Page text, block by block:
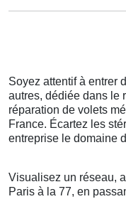
Soyez attentif à entrer
autres, dédiée dans le
réparation de volets
France. Écartez les
entreprise le domaine
Visualisez un réseau,
Paris à la 77, en